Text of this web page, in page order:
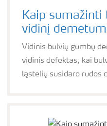
Kaip sumažinti
vidinį
Vidinis bulvių gumbų
vidinis defektas, kai
ląstelių susidaro rudos